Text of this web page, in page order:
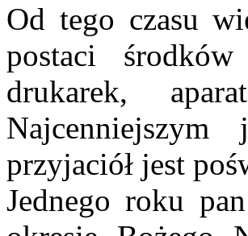
Od tego czasu
postaci
drukarek,
Najcenniejszym
przyjaciół jest
Jednego roku